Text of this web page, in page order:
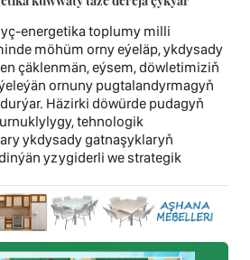
energetika toplumy milli
möhüm orny eýeläp, ykdysady
çäklenmän, eýsem, döwletimiziň
ornuny pugtalandyrmagyň
Häzirki döwürde pudagyň
tehnologik
ykdysady gatnaşyklaryň
yzygiderli we strategik